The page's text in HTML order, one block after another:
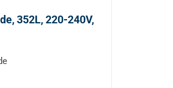
352L, 220-240V,